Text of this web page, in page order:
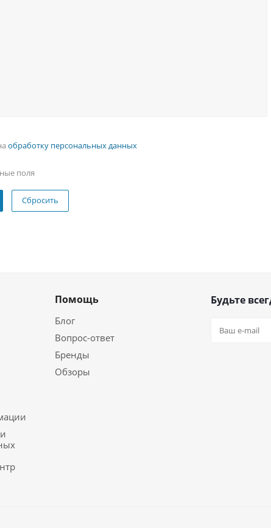
обработку персональных данных
поля
Сбросить
Помощь
Блог
Вопрос-ответ
Бренды
Обзоры
Будьте